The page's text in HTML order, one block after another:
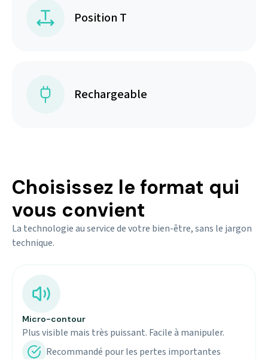
Position T
Rechargeable
Choisissez le format qui
vous convient
La technologie au service de votre bien-être, sans le jargon
technique.
Micro-contour
Plus visible mais très puissant. Facile à manipuler.
Recommandé pour les pertes importantes